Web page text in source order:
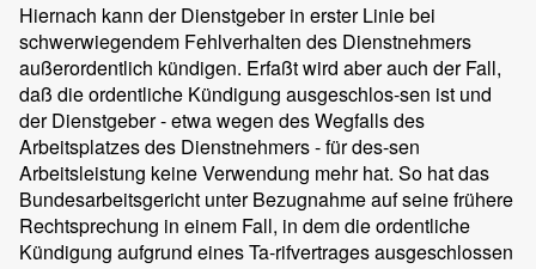
Hiernach kann der Dienstgeber in erster Linie bei
schwerwiegendem Fehlverhalten des Dienstnehmers
außerordentlich kündigen. Erfaßt wird aber auch der Fall,
daß die ordentliche Kündigung ausgeschlos-sen ist und
der Dienstgeber - etwa wegen des Wegfalls des
Arbeitsplatzes des Dienstnehmers - für des-sen
Arbeitsleistung keine Verwendung mehr hat. So hat das
Bundesarbeitsgericht unter Bezugnahme auf seine frühere
Rechtsprechung in einem Fall, in dem die ordentliche
Kündigung aufgrund eines Ta-rifvertrages ausgeschlossen